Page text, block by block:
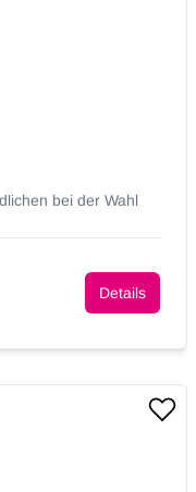
bei der Wahl
Details